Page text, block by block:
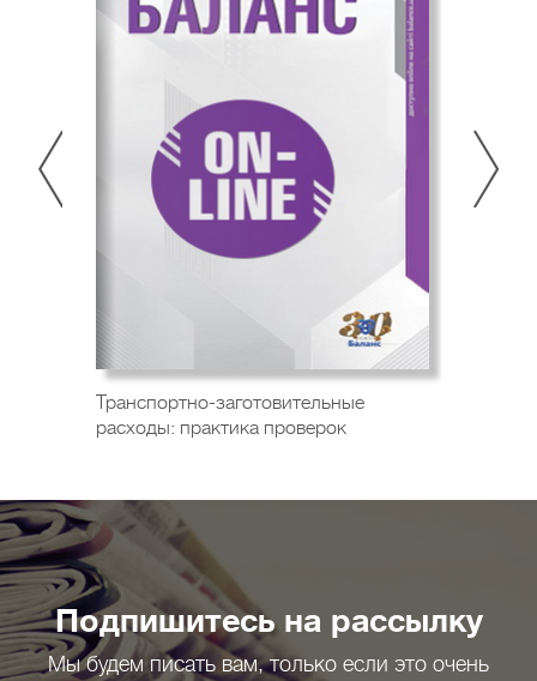
Транспортно-заготовительные
расходы: практика проверок
Подпишитесь на рассылку
Мы будем писать вам, только если это очень